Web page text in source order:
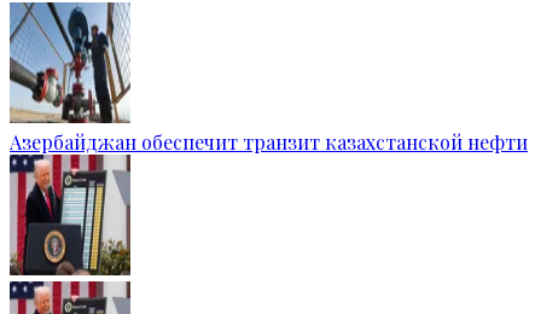
Азербайджан обеспечит транзит казахстанской нефти